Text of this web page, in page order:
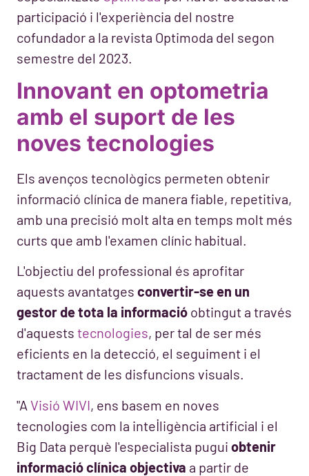
participació i l'experiència del nostre
cofundador a la revista Optimoda del segon
semestre del 2023.
Innovant en optometria
amb el suport de les
noves tecnologies
Els avenços tecnològics permeten obtenir
informació clínica de manera fiable, repetitiva,
amb una precisió molt alta en temps molt més
curts que amb l'examen clínic habitual.
L'objectiu del professional és aprofitar
aquests avantatges convertir-se en un
gestor de tota la informació obtingut a través
d'aquests tecnologies, per tal de ser més
eficients en la detecció, el seguiment i el
tractament de les disfuncions visuals.
"A Visió WIVI, ens basem en noves
tecnologies com la intel·ligència artificial i el
Big Data perquè l'especialista pugui obtenir
informació clínica objectiva a partir de